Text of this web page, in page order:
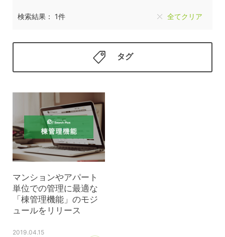
検索結果： 1件 全てクリア
タグ
マンションやアパート
単位での管理に最適な
「棟管理機能」のモジ
ュールをリリース
2019.04.15